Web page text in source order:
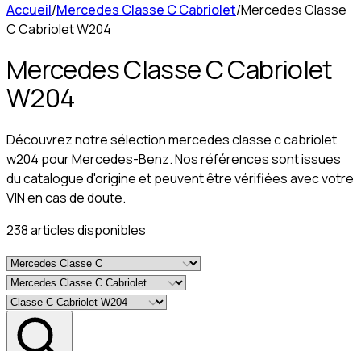
Accueil/Mercedes Classe C Cabriolet/Mercedes Classe
C Cabriolet W204
Mercedes Classe C Cabriolet
W204
Découvrez notre sélection mercedes classe c cabriolet
w204 pour Mercedes-Benz. Nos références sont issues
du catalogue d'origine et peuvent être vérifiées avec votre
VIN en cas de doute.
238articlesdisponibles